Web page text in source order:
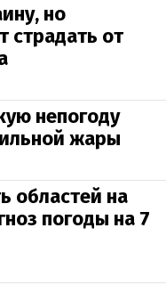
но
страдать от
непогоду
жары
областей на
погоды на 7